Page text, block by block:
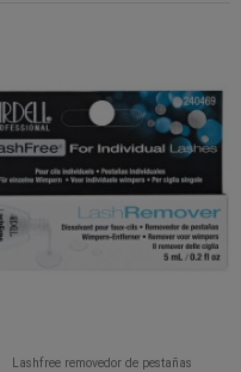
Lashfree removedor de pestañas